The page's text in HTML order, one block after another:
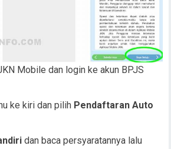
Mobile dan login ke akun BPJS
ke kiri dan pilih Pendaftaran Auto
dan baca persyaratannya lalu